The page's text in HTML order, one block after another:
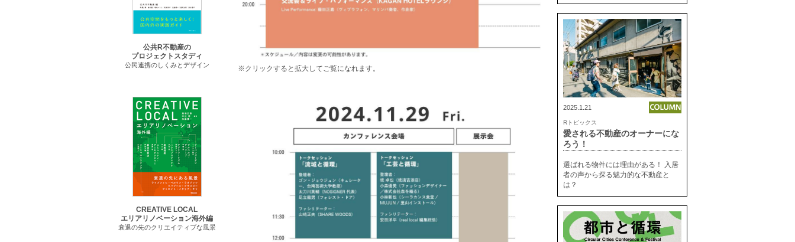
※クリックすると拡大してご覧になれます。
2025.1.21
Rトピックス
愛される不動産のオーナーにな
ろう！
選ばれる物件には理由がある！ 入居
者の声から探る魅力的な不動産と
は？
公共R不動産の
プロジェクトスタディ
公民連携のしくみとデザイン
CREATIVE LOCAL
エリアリノベーション海外編
衰退の先のクリエイティブな風景